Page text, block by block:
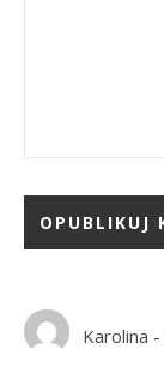
Karolina -